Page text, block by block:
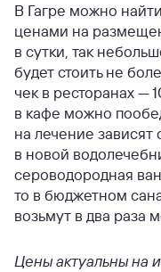
В Гагре можно
ценами на
в сутки, так
будет стоить не
чек в ресторанах —
в кафе можно
на лечение зависят
в новой
сероводородная
то в бюджетном
возьмут в два раза
Цены актуальны на